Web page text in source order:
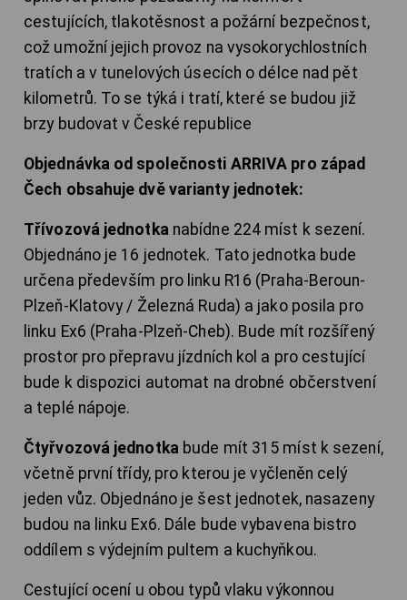
cestujících, tlakotěsnost a požární bezpečnost,
což umožní jejich provoz na vysokorychlostních
tratích a v tunelových úsecích o délce nad pět
kilometrů. To se týká i tratí, které se budou již
brzy budovat v České republice
Objednávka od společnosti ARRIVA pro západ
Čech obsahuje dvě varianty jednotek:
Třívozová jednotka nabídne 224 míst k sezení.
Objednáno je 16 jednotek. Tato jednotka bude
určena především pro linku R16 (Praha-Beroun-
Plzeň-Klatovy / Železná Ruda) a jako posila pro
linku Ex6 (Praha-Plzeň-Cheb). Bude mít rozšířený
prostor pro přepravu jízdních kol a pro cestující
bude k dispozici automat na drobné občerstvení
a teplé nápoje.
Čtyřvozová jednotka bude mít 315 míst k sezení,
včetně první třídy, pro kterou je vyčleněn celý
jeden vůz. Objednáno je šest jednotek, nasazeny
budou na linku Ex6. Dále bude vybavena bistro
oddílem s výdejním pultem a kuchyňkou.
Cestující ocení u obou typů vlaku výkonnou